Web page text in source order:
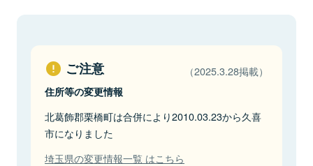
ご注意 （2025.3.28掲載）
住所等の変更情報
北葛飾郡栗橋町は合併により2010.03.23から久喜
市になりました
埼玉県の変更情報一覧 はこちら